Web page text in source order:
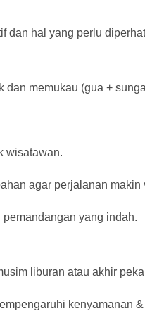
dan hal yang perlu
dan memukau (gua +
wisatawan.
agar perjalanan makin
yang indah.
liburan atau akhir
kenyamanan